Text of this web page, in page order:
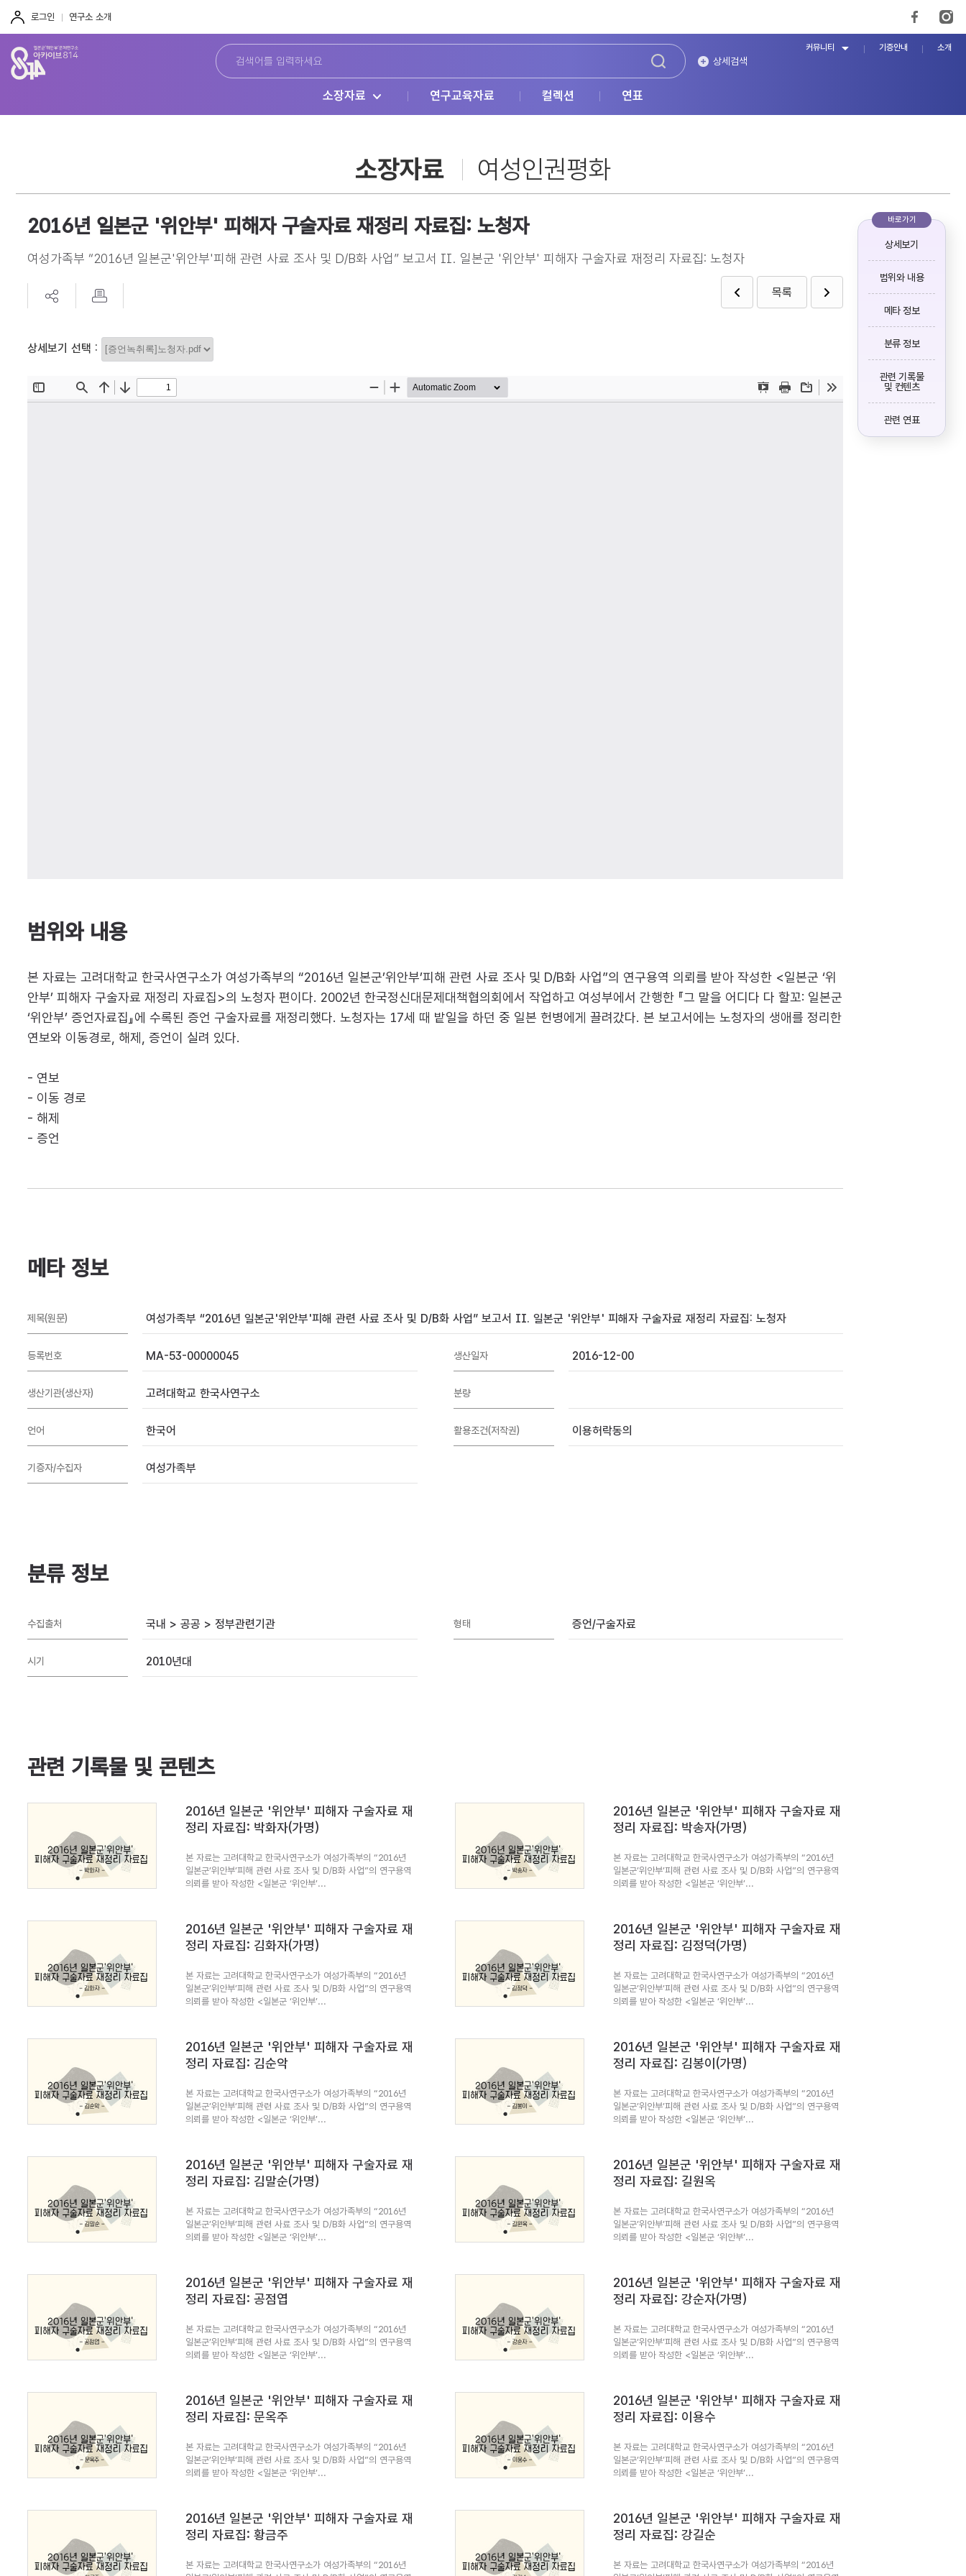
로그인 연구소 소개
상세검색
소장자료 연구교육자료 컬렉션 연표
커뮤니티 기증안내 소개
소장자료 여성인권평화
2016년 일본군 '위안부' 피해자 구술자료 재정리 자료집: 노청자
여성가족부 “2016년 일본군'위안부'피해 관련 사료 조사 및 D/B화 사업” 보고서 II. 일본군 '위안부' 피해자 구술자료 재정리 자료집: 노청자
목록
상세보기 선택 :
범위와 내용
본 자료는 고려대학교 한국사연구소가 여성가족부의 “2016년 일본군’위안부’피해 관련 사료 조사 및 D/B화 사업”의 연구용역 의뢰를 받아 작성한 <일본군 ‘위
안부’ 피해자 구술자료 재정리 자료집>의 노청자 편이다. 2002년 한국정신대문제대책협의회에서 작업하고 여성부에서 간행한 『그 말을 어디다 다 할꼬: 일본군
‘위안부’ 증언자료집』에 수록된 증언 구술자료를 재정리했다. 노청자는 17세 때 밭일을 하던 중 일본 헌병에게 끌려갔다. 본 보고서에는 노청자의 생애를 정리한
연보와 이동경로, 해제, 증언이 실려 있다.
- 연보
- 이동 경로
- 해제
- 증언
메타 정보
제목(원문) 여성가족부 “2016년 일본군'위안부'피해 관련 사료 조사 및 D/B화 사업” 보고서 II. 일본군 '위안부' 피해자 구술자료 재정리 자료집: 노청자
등록번호 MA-53-00000045 생산일자 2016-12-00
생산기관(생산자) 고려대학교 한국사연구소 분량
언어 한국어 활용조건(저작권) 이용허락동의
기증자/수집자 여성가족부
분류 정보
수집출처 국내 > 공공 > 정부관련기관 형태 증언/구술자료
시기 2010년대
관련 기록물 및 콘텐츠
2016년 일본군 '위안부' 피해자 구술자료 재
정리 자료집: 박화자(가명)
본 자료는 고려대학교 한국사연구소가 여성가족부의 “2016년
일본군’위안부’피해 관련 사료 조사 및 D/B화 사업”의 연구용역
의뢰를 받아 작성한 <일본군 ‘위안부’...
2016년 일본군 '위안부' 피해자 구술자료 재
정리 자료집: 박송자(가명)
본 자료는 고려대학교 한국사연구소가 여성가족부의 “2016년
일본군’위안부’피해 관련 사료 조사 및 D/B화 사업”의 연구용역
의뢰를 받아 작성한 <일본군 ‘위안부’...
2016년 일본군 '위안부' 피해자 구술자료 재
정리 자료집: 김화자(가명)
본 자료는 고려대학교 한국사연구소가 여성가족부의 “2016년
일본군’위안부’피해 관련 사료 조사 및 D/B화 사업”의 연구용역
의뢰를 받아 작성한 <일본군 ‘위안부’...
2016년 일본군 '위안부' 피해자 구술자료 재
정리 자료집: 김정덕(가명)
본 자료는 고려대학교 한국사연구소가 여성가족부의 “2016년
일본군’위안부’피해 관련 사료 조사 및 D/B화 사업”의 연구용역
의뢰를 받아 작성한 <일본군 ‘위안부’...
2016년 일본군 '위안부' 피해자 구술자료 재
정리 자료집: 김순악
본 자료는 고려대학교 한국사연구소가 여성가족부의 “2016년
일본군’위안부’피해 관련 사료 조사 및 D/B화 사업”의 연구용역
의뢰를 받아 작성한 <일본군 ‘위안부’...
2016년 일본군 '위안부' 피해자 구술자료 재
정리 자료집: 김봉이(가명)
본 자료는 고려대학교 한국사연구소가 여성가족부의 “2016년
일본군’위안부’피해 관련 사료 조사 및 D/B화 사업”의 연구용역
의뢰를 받아 작성한 <일본군 ‘위안부’...
2016년 일본군 '위안부' 피해자 구술자료 재
정리 자료집: 김말순(가명)
본 자료는 고려대학교 한국사연구소가 여성가족부의 “2016년
일본군’위안부’피해 관련 사료 조사 및 D/B화 사업”의 연구용역
의뢰를 받아 작성한 <일본군 ‘위안부’...
2016년 일본군 '위안부' 피해자 구술자료 재
정리 자료집: 길원옥
본 자료는 고려대학교 한국사연구소가 여성가족부의 “2016년
일본군’위안부’피해 관련 사료 조사 및 D/B화 사업”의 연구용역
의뢰를 받아 작성한 <일본군 ‘위안부’...
2016년 일본군 '위안부' 피해자 구술자료 재
정리 자료집: 공점엽
본 자료는 고려대학교 한국사연구소가 여성가족부의 “2016년
일본군’위안부’피해 관련 사료 조사 및 D/B화 사업”의 연구용역
의뢰를 받아 작성한 <일본군 ‘위안부’...
2016년 일본군 '위안부' 피해자 구술자료 재
정리 자료집: 강순자(가명)
본 자료는 고려대학교 한국사연구소가 여성가족부의 “2016년
일본군’위안부’피해 관련 사료 조사 및 D/B화 사업”의 연구용역
의뢰를 받아 작성한 <일본군 ‘위안부’...
2016년 일본군 '위안부' 피해자 구술자료 재
정리 자료집: 문옥주
본 자료는 고려대학교 한국사연구소가 여성가족부의 “2016년
일본군’위안부’피해 관련 사료 조사 및 D/B화 사업”의 연구용역
의뢰를 받아 작성한 <일본군 ‘위안부’...
2016년 일본군 '위안부' 피해자 구술자료 재
정리 자료집: 이용수
본 자료는 고려대학교 한국사연구소가 여성가족부의 “2016년
일본군’위안부’피해 관련 사료 조사 및 D/B화 사업”의 연구용역
의뢰를 받아 작성한 <일본군 ‘위안부’...
2016년 일본군 '위안부' 피해자 구술자료 재
정리 자료집: 황금주
본 자료는 고려대학교 한국사연구소가 여성가족부의 “2016년
2016년 일본군 '위안부' 피해자 구술자료 재
정리 자료집: 강길순
본 자료는 고려대학교 한국사연구소가 여성가족부의 “2016년
바로가기
상세보기
범위와 내용
메타 정보
분류 정보
관련 기록물
및 컨텐츠
관련 연표